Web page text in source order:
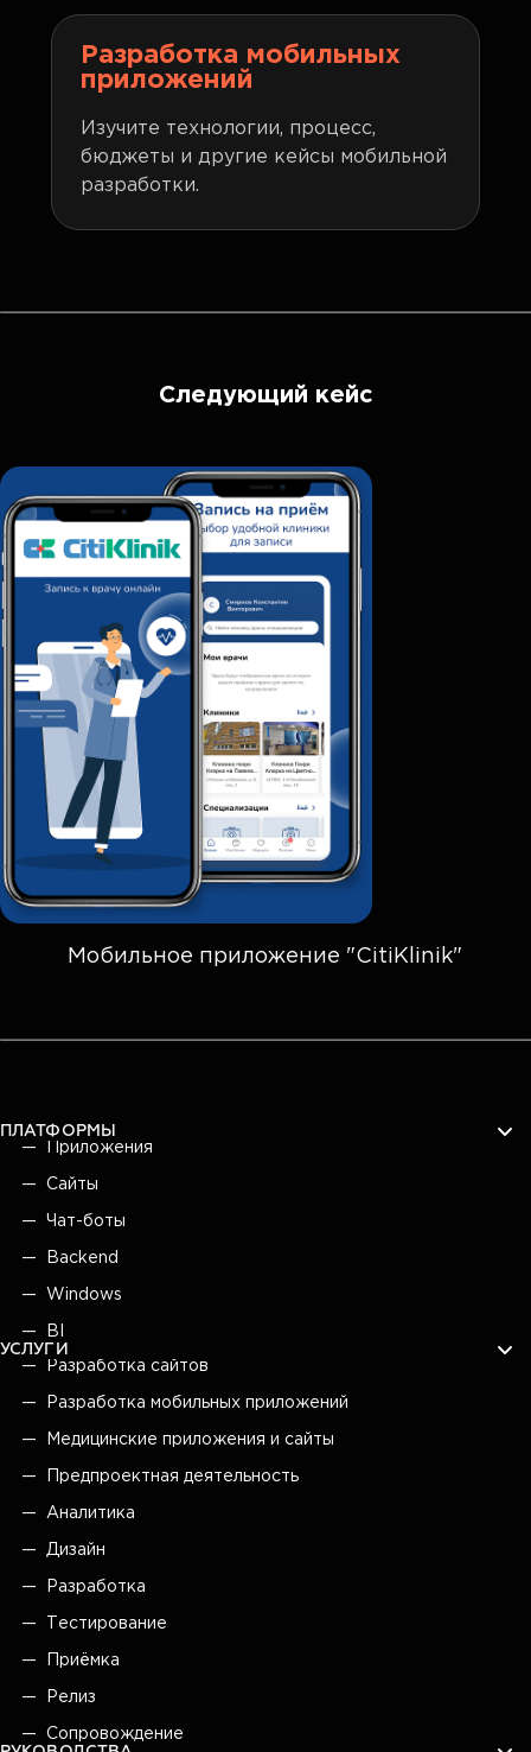
Разработка мобильных
приложений
Изучите технологии, процесс,
бюджеты и другие кейсы мобильной
разработки.
Следующий кейс
Мобильное приложение "CitiKlinik"
ПЛАТФОРМЫ
Приложения
Сайты
Чат-боты
Backend
Windows
BI
УСЛУГИ
Разработка сайтов
Разработка мобильных приложений
Медицинские приложения и сайты
Предпроектная деятельность
Аналитика
Дизайн
Разработка
Тестирование
Приёмка
Релиз
Сопровождение